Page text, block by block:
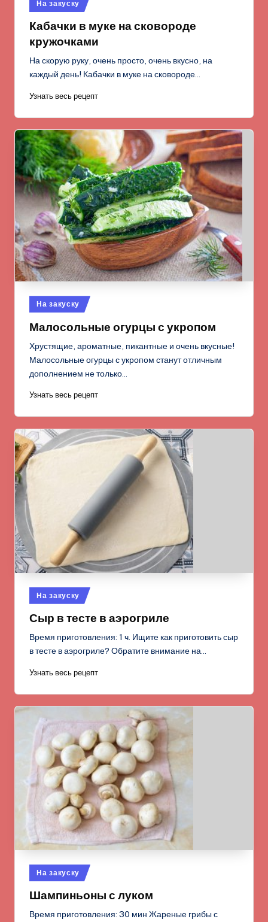
в
На закуску
Кабачки в муке на сковороде
кружочками
На скорую руку, очень просто, очень вкусно, на
каждый день! Кабачки в муке на сковороде…
Узнать весь рецепт
Опубликовано
в
На закуску
Малосольные огурцы с укропом
Хрустящие, ароматные, пикантные и очень вкусные!
Малосольные огурцы с укропом станут отличным
дополнением не только…
Узнать весь рецепт
Опубликовано
в
На закуску
Сыр в тесте в аэрогриле
Время приготовления: 1 ч. Ищите как приготовить сыр
в тесте в аэрогриле? Обратите внимание на…
Узнать весь рецепт
Опубликовано
в
На закуску
Шампиньоны с луком
Время приготовления: 30 мин Жареные грибы с